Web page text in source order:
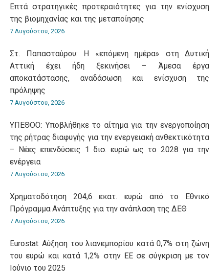
Επτά στρατηγικές προτεραιότητες για την ενίσχυση
της βιομηχανίας και της μεταποίησης
7 Αυγούστου, 2026
Στ. Παπασταύρου: Η «επόμενη ημέρα» στη Δυτική
Αττική έχει ήδη ξεκινήσει – Άμεσα έργα
αποκατάστασης, αναδάσωση και ενίσχυση της
πρόληψης
7 Αυγούστου, 2026
ΥΠΕΘΟΟ: Υποβλήθηκε το αίτημα για την ενεργοποίηση
της ρήτρας διαφυγής για την ενεργειακή ανθεκτικότητα
– Νέες επενδύσεις 1 δισ. ευρώ ως το 2028 για την
ενέργεια
7 Αυγούστου, 2026
Χρηματοδότηση 204,6 εκατ. ευρώ από το Εθνικό
Πρόγραμμα Ανάπτυξης για την ανάπλαση της ΔΕΘ
7 Αυγούστου, 2026
Eurostat: Aύξηση του λιανεμπορίου κατά 0,7% στη ζώνη
του ευρώ και κατά 1,2% στην ΕΕ σε σύγκριση με τον
Ιούνιο του 2025